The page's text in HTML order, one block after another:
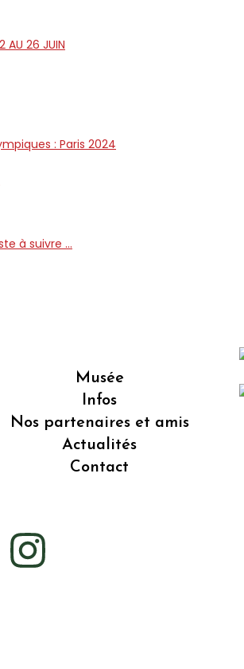
Musée
Infos
Nos partenaires et amis
Actualités
Contact